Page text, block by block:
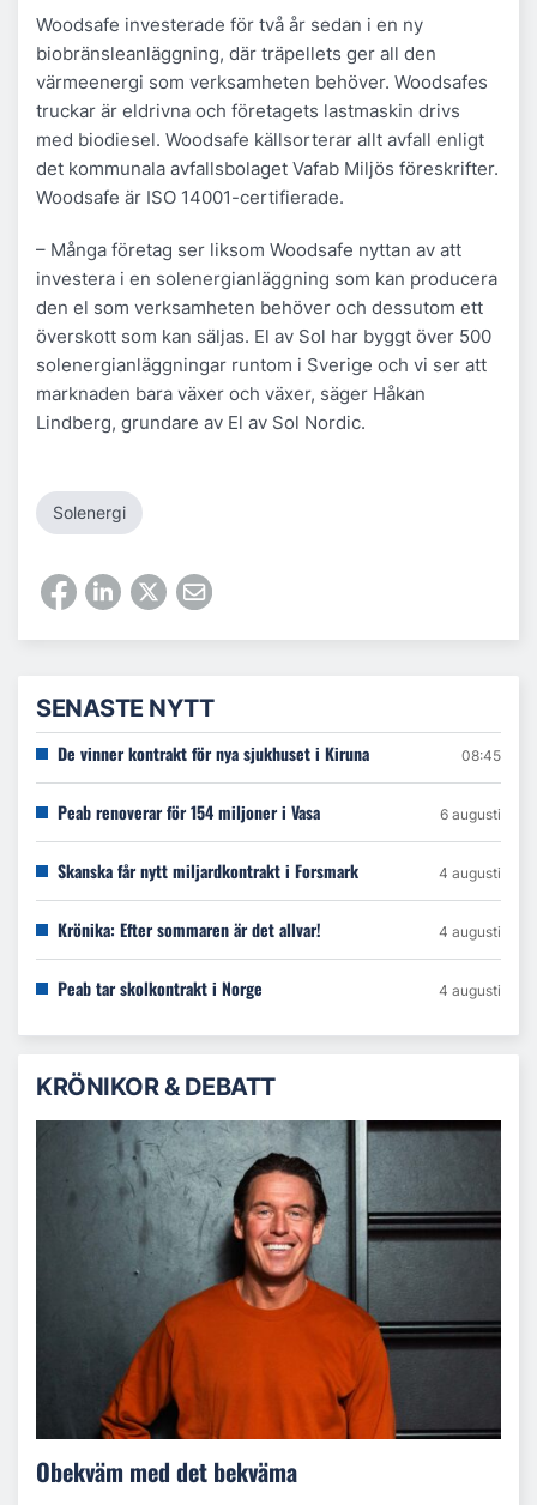
Woodsafe investerade för två år sedan i en ny
biobränsleanläggning, där träpellets ger all den
värmeenergi som verksamheten behöver. Woodsafes
truckar är eldrivna och företagets lastmaskin drivs
med biodiesel. Woodsafe källsorterar allt avfall enligt
det kommunala avfallsbolaget Vafab Miljös föreskrifter.
Woodsafe är ISO 14001-certifierade.
– Många företag ser liksom Woodsafe nyttan av att
investera i en solenergianläggning som kan producera
den el som verksamheten behöver och dessutom ett
överskott som kan säljas. El av Sol har byggt över 500
solenergianläggningar runtom i Sverige och vi ser att
marknaden bara växer och växer, säger Håkan
Lindberg, grundare av El av Sol Nordic.
Solenergi
SENASTE NYTT
De vinner kontrakt för nya sjukhuset i Kiruna 08:45
Peab renoverar för 154 miljoner i Vasa 6 augusti
Skanska får nytt miljardkontrakt i Forsmark 4 augusti
Krönika: Efter sommaren är det allvar! 4 augusti
Peab tar skolkontrakt i Norge 4 augusti
KRÖNIKOR & DEBATT
Obekväm med det bekväma